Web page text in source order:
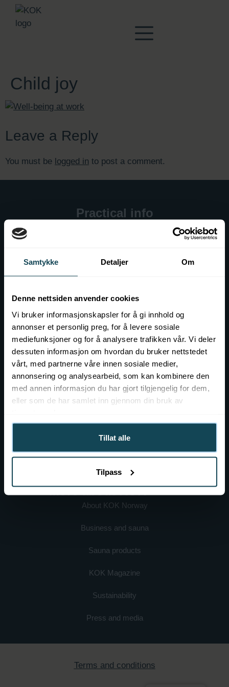
Samtykke Detaljer Om
Denne nettsiden anvender cookies
Vi bruker informasjonskapsler for å gi innhold og
annonser et personlig preg, for å levere sosiale
mediefunksjoner og for å analysere trafikken vår. Vi deler
dessuten informasjon om hvordan du bruker nettstedet
vårt, med partnerne våre innen sosiale medier,
annonsering og analysearbeid, som kan kombinere den
med annen informasjon du har gjort tilgjengelig for dem,
eller som de har samlet inn gjennom din bruk av
Tillat alle
Tilpass
Child joy
Leave a Reply
You must be logged in to post a comment.
Practical info
Contact
Event at KOK
Job openings
More about KOK
About KOK Norway
Business and sauna
Sauna products
KOK Magazine
Sustainability
Press and media
Terms and conditions